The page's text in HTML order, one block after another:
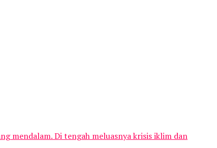
mendalam. Di tengah meluasnya krisis iklim dan